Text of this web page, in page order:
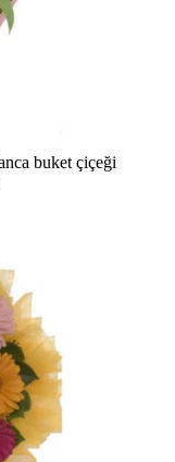
buket çiçeği